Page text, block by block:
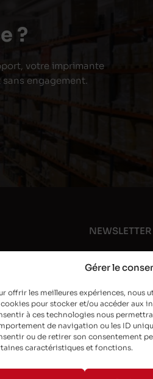
Gérer le
offrir les meilleures expériences, nous
cookies pour stocker et/ou accéder aux
à ces technologies nous
de navigation ou les ID
ou de retirer son consentement
caractéristiques et fonctions.
?
votre imprimante
engagement.
NEWSLETTER